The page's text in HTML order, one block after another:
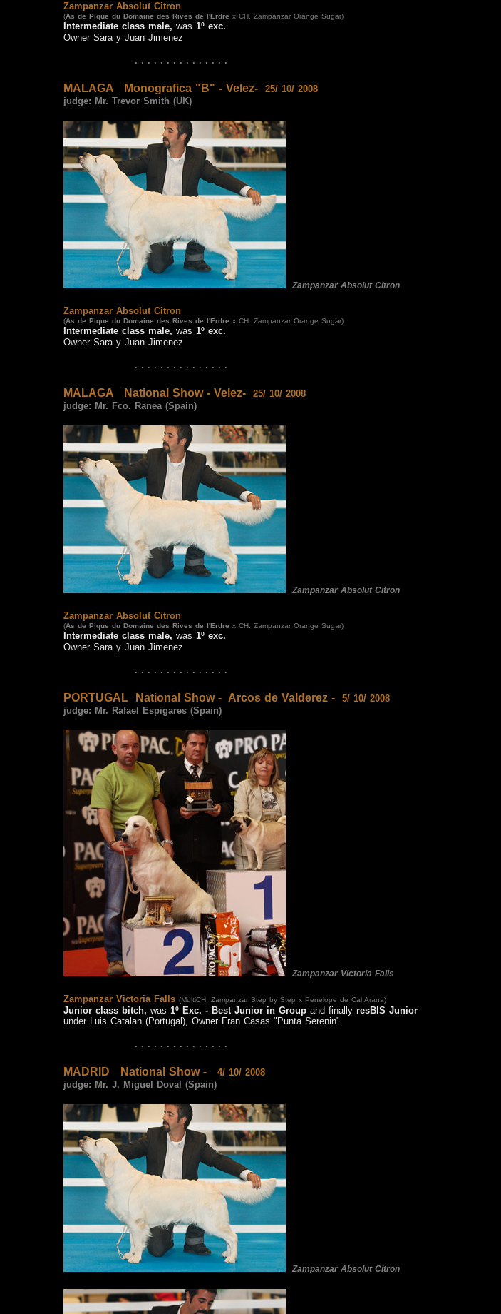
Zampanzar Absolut Citron
(As de Pique du Domaine des Rives de l'Erdre x CH. Zampanzar Orange Sugar)
Intermediate class male, was 1º exc.
Owner Sara y Juan Jimenez
· · · · · · · · · · · · · · ·
MALAGA Monografica "B" - Velez- 25/ 10/ 2008
judge: Mr. Trevor Smith (UK)
Zampanzar Absolut Citron
Zampanzar Absolut Citron
(As de Pique du Domaine des Rives de l'Erdre x CH. Zampanzar Orange Sugar)
Intermediate class male, was 1º exc.
Owner Sara y Juan Jimenez
· · · · · · · · · · · · · · ·
MALAGA National Show - Velez- 25/ 10/ 2008
judge: Mr. Fco. Ranea (Spain)
Zampanzar Absolut Citron
Zampanzar Absolut Citron
(As de Pique du Domaine des Rives de l'Erdre x CH. Zampanzar Orange Sugar)
Intermediate class male, was 1º exc.
Owner Sara y Juan Jimenez
· · · · · · · · · · · · · · ·
PORTUGAL National Show - Arcos de Valderez - 5/ 10/ 2008
judge: Mr. Rafael Espigares (Spain)
Zampanzar Victoria Falls
Zampanzar Victoria Falls (MultiCH. Zampanzar Step by Step x Penelope de Cal Arana)
Junior class bitch, was 1º Exc. - Best Junior in Group and finally resBIS Junior
under Luis Catalan (Portugal), Owner Fran Casas "Punta Serenin".
· · · · · · · · · · · · · · ·
MADRID National Show - 4/ 10/ 2008
judge: Mr. J. Miguel Doval (Spain)
Zampanzar Absolut Citron